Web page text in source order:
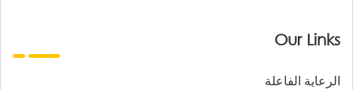
Our Links
الرعاية الفاعلة